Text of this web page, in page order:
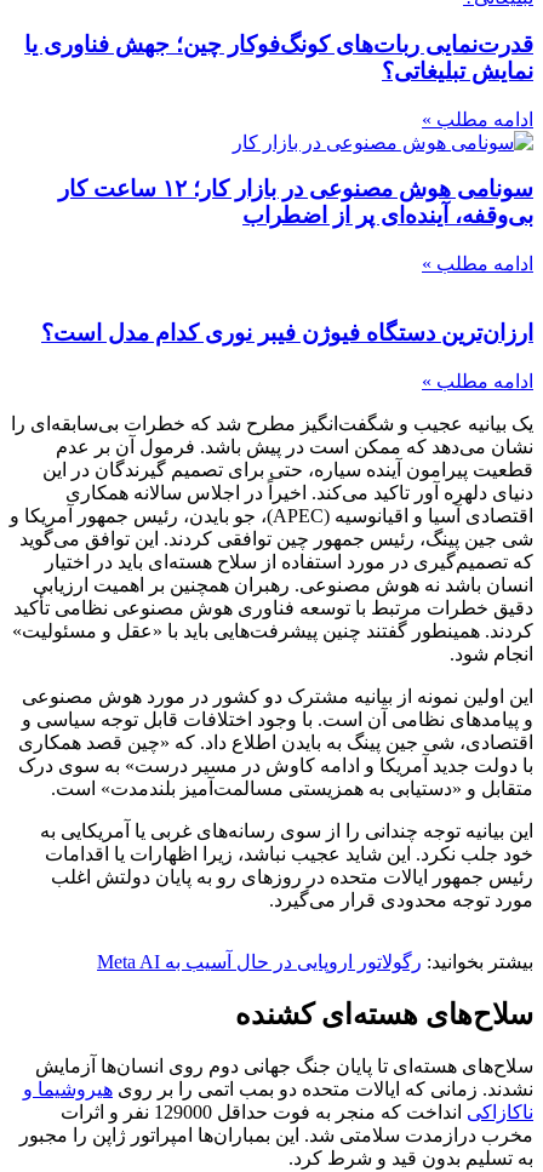
قدرت‌نمایی ربات‌های کونگ‌فوکار چین؛ جهش فناوری یا
نمایش تبلیغاتی؟
ادامه مطلب »
سونامی هوش مصنوعی در بازار کار؛ ۱۲ ساعت کار
بی‌وقفه، آینده‌ای پر از اضطراب
ادامه مطلب »
ارزان‌ترین دستگاه فیوژن فیبر نوری کدام مدل است؟
ادامه مطلب »
یک بیانیه عجیب و شگفت‌انگیز مطرح شد که خطرات بی‌سابقه‌ای را
نشان می‌دهد که ممکن است در پیش باشد. فرمول آن بر عدم
قطعیت پیرامون آینده سیاره، حتی برای تصمیم گیرندگان در این
دنیای دلهره آور تاکید می‌کند. اخیراً در اجلاس سالانه همکاری
اقتصادی آسیا و اقیانوسیه (APEC)، جو بایدن، رئیس جمهور آمریکا و
شی جین پینگ، رئیس جمهور چین توافقی کردند. این توافق می‌گوید
که تصمیم‌گیری در مورد استفاده از سلاح هسته‌ای باید در اختیار
انسان باشد نه هوش مصنوعی. رهبران همچنین بر اهمیت ارزیابی
دقیق خطرات مرتبط با توسعه فناوری هوش مصنوعی نظامی تأکید
کردند. همینطور گفتند چنین پیشرفت‌هایی باید با «عقل و مسئولیت»
انجام شود.
این اولین نمونه از بیانیه مشترک دو کشور در مورد هوش مصنوعی
و پیامدهای نظامی آن است. با وجود اختلافات قابل توجه سیاسی و
اقتصادی، شی جین پینگ به بایدن اطلاع داد. که «چین قصد همکاری
با دولت جدید آمریکا و ادامه کاوش در مسیر درست» به سوی درک
متقابل و «دستیابی به همزیستی مسالمت‌آمیز بلندمدت» است.
این بیانیه توجه چندانی را از سوی رسانه‌های غربی یا آمریکایی به
خود جلب نکرد. این شاید عجیب نباشد، زیرا اظهارات یا اقدامات
رئیس جمهور ایالات متحده در روزهای رو به پایان دولتش اغلب
مورد توجه محدودی قرار می‌گیرد.
بیشتر بخوانید: رگولاتور اروپایی در حال آسیب به Meta AI
سلاح‌های هسته‌ای کشنده
سلاح‌های هسته‌ای تا پایان جنگ جهانی دوم روی انسان‌ها آزمایش
نشدند. زمانی که ایالات متحده دو بمب اتمی را بر روی هیروشیما و
ناکازاکی
انداخت که منجر به فوت حداقل 129000 نفر و اثرات
مخرب درازمدت سلامتی شد. این بمباران‌ها امپراتور ژاپن را مجبور
به تسلیم بدون قید و شرط کرد.